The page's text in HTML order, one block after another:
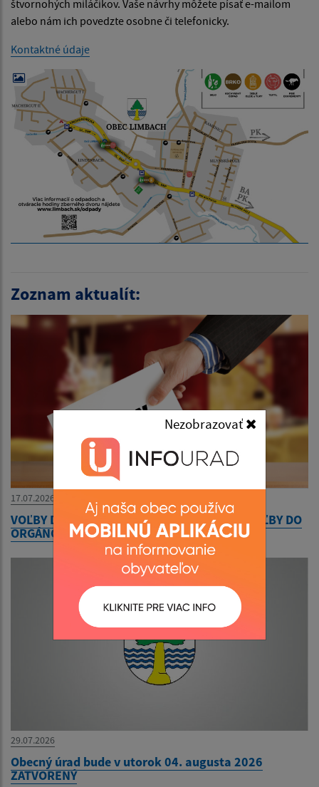
štvornohých miláčikov. Vaše návrhy môžete písať e-mailom
alebo nám ich povedzte osobne či telefonicky.
Kontaktné údaje
Zoznam aktualít:
17.07.2026
VOĽBY DO ORGÁNOV SAMOSPRÁVY OBCÍ A VOĽBY DO
ORGÁNOV SAMOSPRÁVNYCH KRAJOV 2026
29.07.2026
Obecný úrad bude v utorok 04. augusta 2026
ZATVORENÝ
Nezobrazovať